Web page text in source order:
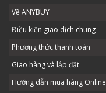
Về ANYBUY
Điều kiện giao dịch chung
Phương thức thanh toán
Giao hàng và lắp đặt
Hướng dẫn mua hàng Online